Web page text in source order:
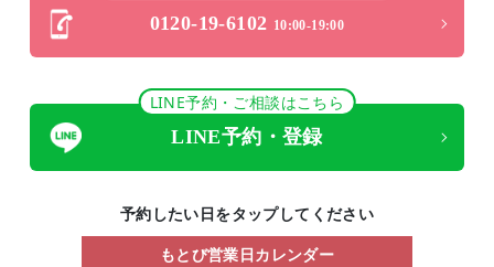
0120-19-6102 10:00-19:00
LINE予約・ご相談はこちら
LINE予約・登録
予約したい日をタップしてください
もとび営業日カレンダー